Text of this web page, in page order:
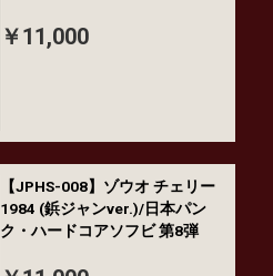
￥11,000
【JPHS-008】ゾウオ チェリー
1984 (鋲ジャンver.)/日本パン
ク・ハードコアソフビ 第8弾